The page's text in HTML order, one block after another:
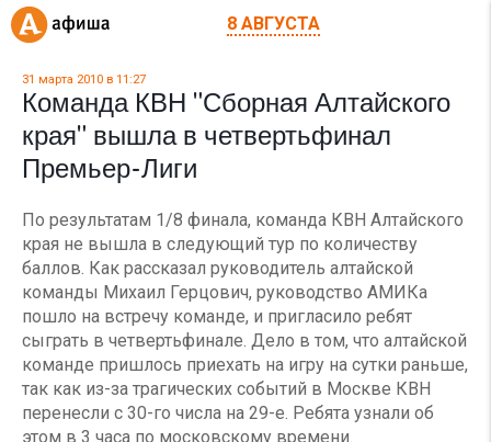
8 АВГУСТА
31 марта 2010 в 11:27
Команда КВН "Сборная Алтайского
края" вышла в четвертьфинал
Премьер-Лиги
По результатам 1/8 финала, команда КВН Алтайского
края не вышла в следующий тур по количеству
баллов. Как рассказал руководитель алтайской
команды Михаил Герцович, руководство АМИКа
пошло на встречу команде, и пригласило ребят
сыграть в четвертьфинале. Дело в том, что алтайской
команде пришлось приехать на игру на сутки раньше,
так как из-за трагических событий в Москве КВН
перенесли с 30-го числа на 29-е. Ребята узнали об
этом в 3 часа по московскому времени.